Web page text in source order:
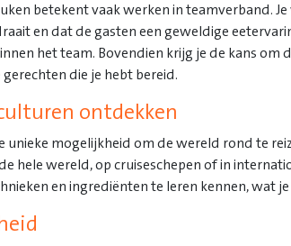
betekent vaak werken in teamverband.
en dat de gasten een geweldige
het team. Bovendien krijg je de kans
die je hebt bereid.
ontdekken
unieke mogelijkheid om de wereld rond te
hele wereld, op cruiseschepen of in
en ingrediënten te leren kennen, wat